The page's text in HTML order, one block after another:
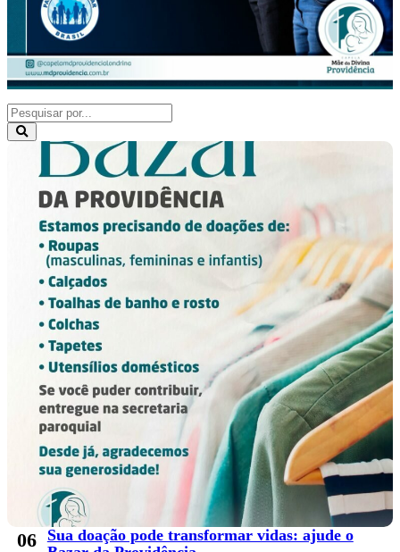
06
Sua doação pode transformar vidas: ajude o